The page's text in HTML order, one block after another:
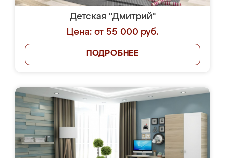
Детская "Дмитрий"
Цена: от 55 000 руб.
ПОДРОБНЕЕ